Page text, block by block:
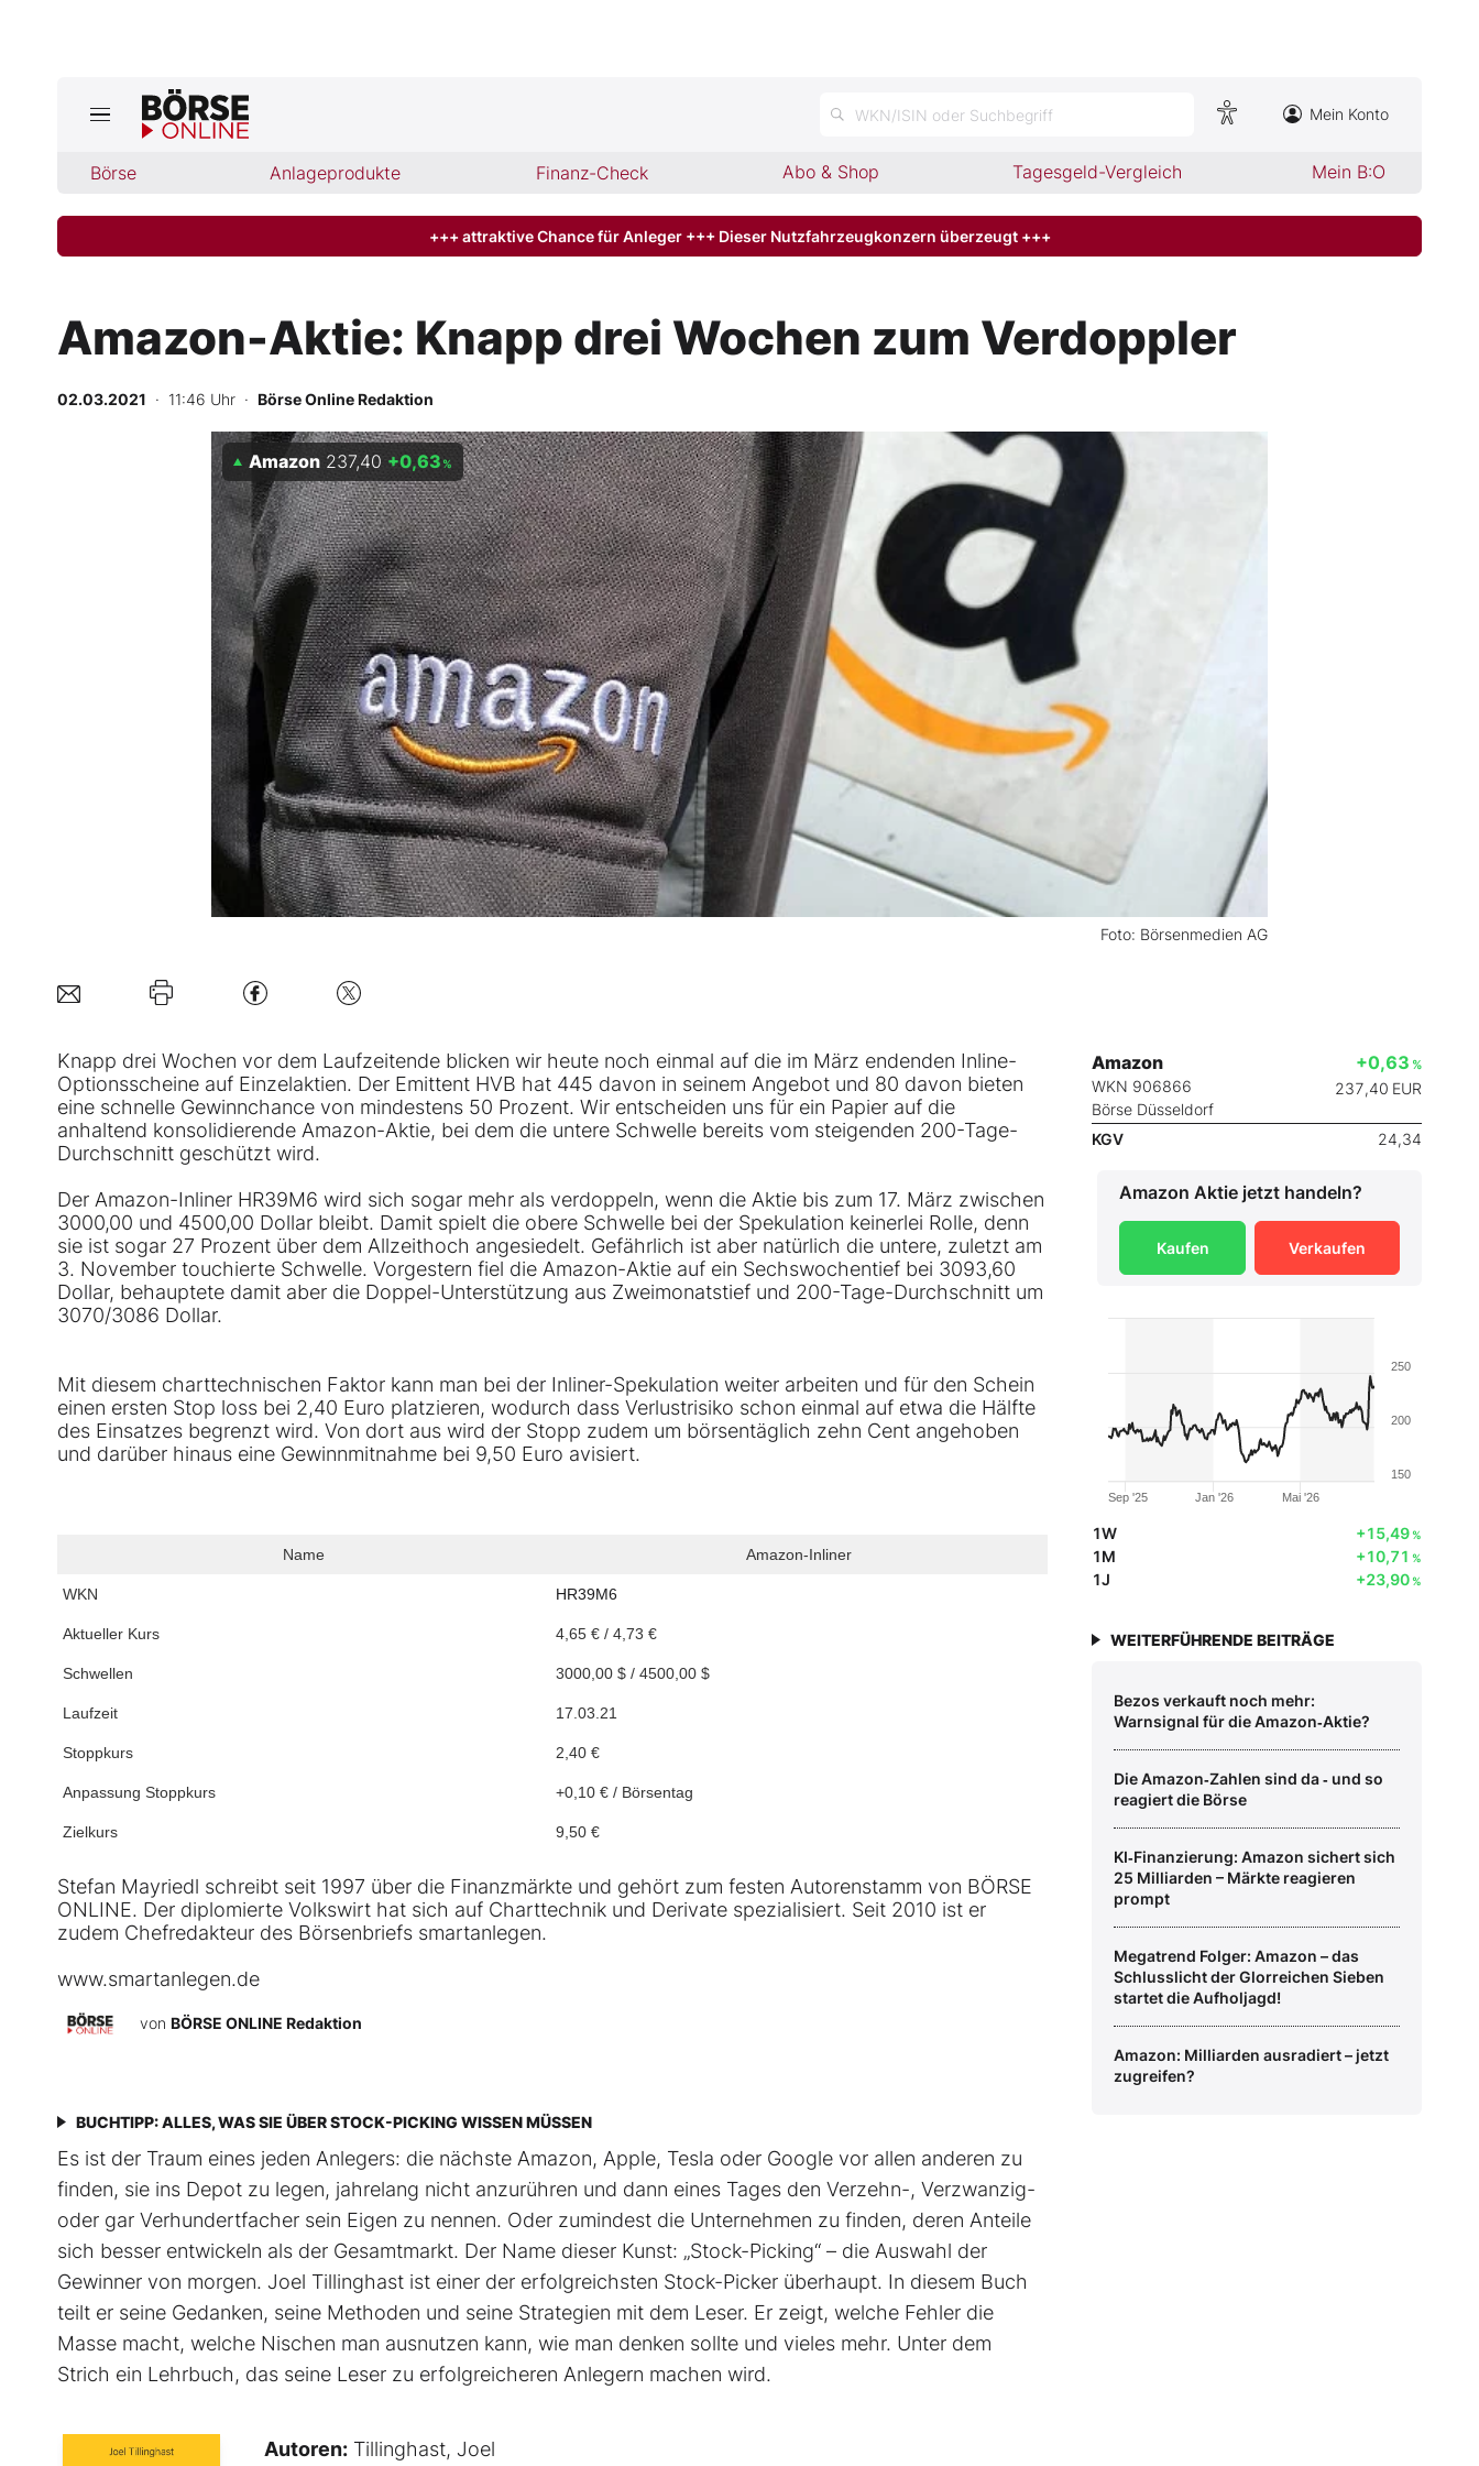
WKN/ISIN oder Suchbegriff Mein Konto
Börse Anlageprodukte Finanz-Check Abo & Shop Tagesgeld-Vergleich Mein B:O
Börse
Abo & Shop
BO-Musterdepots
Experten
Mein B:O
Mein Konto
Folgen Sie uns
Kontakt
+++ attraktive Chance für Anleger +++ Dieser Nutzfahrzeugkonzern überzeugt +++
Amazon-Aktie: Knapp drei Wochen zum Verdoppler
02.03.2021 · 11:46 Uhr · Börse Online Redaktion
Foto: Börsenmedien AG
Amazon 237,40 +0,63 %
Knapp drei Wochen vor dem Laufzeitende blicken wir heute noch einmal auf die im März endenden Inline-
Optionsscheine auf Einzelaktien. Der Emittent HVB hat 445 davon in seinem Angebot und 80 davon bieten
eine schnelle Gewinnchance von mindestens 50 Prozent. Wir entscheiden uns für ein Papier auf die
anhaltend konsolidierende Amazon-Aktie, bei dem die untere Schwelle bereits vom steigenden 200-Tage-
Durchschnitt geschützt wird.
Der Amazon-Inliner HR39M6 wird sich sogar mehr als verdoppeln, wenn die Aktie bis zum 17. März zwischen
3000,00 und 4500,00 Dollar bleibt. Damit spielt die obere Schwelle bei der Spekulation keinerlei Rolle, denn
sie ist sogar 27 Prozent über dem Allzeithoch angesiedelt. Gefährlich ist aber natürlich die untere, zuletzt am
3. November touchierte Schwelle. Vorgestern fiel die Amazon-Aktie auf ein Sechswochentief bei 3093,60
Dollar, behauptete damit aber die Doppel-Unterstützung aus Zweimonatstief und 200-Tage-Durchschnitt um
3070/3086 Dollar.
Mit diesem charttechnischen Faktor kann man bei der Inliner-Spekulation weiter arbeiten und für den Schein
einen ersten Stop loss bei 2,40 Euro platzieren, wodurch dass Verlustrisiko schon einmal auf etwa die Hälfte
des Einsatzes begrenzt wird. Von dort aus wird der Stopp zudem um börsentäglich zehn Cent angehoben
und darüber hinaus eine Gewinnmitnahme bei 9,50 Euro avisiert.
Name Amazon-Inliner
WKN HR39M6
Aktueller Kurs 4,65 € / 4,73 €
Schwellen 3000,00 $ / 4500,00 $
Laufzeit 17.03.21
Stoppkurs 2,40 €
Anpassung Stoppkurs +0,10 € / Börsentag
Zielkurs 9,50 €
Stefan Mayriedl schreibt seit 1997 über die Finanzmärkte und gehört zum festen Autorenstamm von BÖRSE
ONLINE. Der diplomierte Volkswirt hat sich auf Charttechnik und Derivate spezialisiert. Seit 2010 ist er
zudem Chefredakteur des Börsenbriefs smartanlegen.
www.smartanlegen.de
von BÖRSE ONLINE Redaktion
BUCHTIPP: ALLES, WAS SIE ÜBER STOCK-PICKING WISSEN MÜSSEN
Es ist der Traum eines jeden Anlegers: die nächste Amazon, Apple, Tesla oder Google vor allen anderen zu
finden, sie ins Depot zu legen, jahrelang nicht anzurühren und dann eines Tages den Verzehn-, Verzwanzig-
oder gar Verhundertfacher sein Eigen zu nennen. Oder zumindest die Unternehmen zu finden, deren Anteile
sich besser entwickeln als der Gesamtmarkt. Der Name dieser Kunst: „Stock-Picking“ – die Auswahl der
Gewinner von morgen. Joel Tillinghast ist einer der erfolgreichsten Stock-Picker überhaupt. In diesem Buch
teilt er seine Gedanken, seine Methoden und seine Strategien mit dem Leser. Er zeigt, welche Fehler die
Masse macht, welche Nischen man ausnutzen kann, wie man denken sollte und vieles mehr. Unter dem
Strich ein Lehrbuch, das seine Leser zu erfolgreicheren Anlegern machen wird.
Autoren: Tillinghast, Joel
Amazon
WKN 906866
Börse Düsseldorf
+0,63 %
237,40 EUR
KGV 24,34
Amazon Aktie jetzt handeln?
Kaufen Verkaufen
Jan '26
Sep '25 Mai '26
150
200
250
1W +15,49%
1M +10,71 %
1J +23,90%
WEITERFÜHRENDE BEITRÄGE
Bezos verkauft noch mehr:
Warnsignal für die Amazon‑Aktie?
Die Amazon‑Zahlen sind da ‑ und so
reagiert die Börse
KI‑Finanzierung: Amazon sichert sich
25 Milliarden – Märkte reagieren
prompt
Megatrend Folger: Amazon – das
Schlusslicht der Glorreichen Sieben
startet die Aufholjagd!
Amazon: Milliarden ausradiert – jetzt
zugreifen?